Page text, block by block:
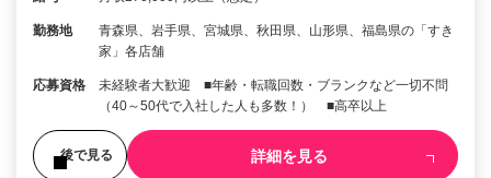
勤務地
青森県、岩手県、宮城県、秋田県、山形県、福島県の「すき
家」各店舗
応募資格
未経験者大歓迎 ■年齢・転職回数・ブランクなど一切不問
（40～50代で入社した人も多数！） ■高卒以上
後で見る 詳細を見る